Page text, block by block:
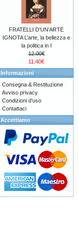
FRATELLI D'UN'ARTE
IGNOTA L’arte, la bellezza e
la politica in I
12.00€
11.40€
Informazioni
Consegna & Restituzione
Avviso privacy
Condizioni d'uso
Contattaci
Accettiamo